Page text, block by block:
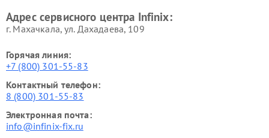
Адрес сервисного центра Infinix:
г. Махачкала, ул. Дахадаева, 109
Горячая линия:
+7 (800) 301-55-83
Контактный телефон:
8 (800) 301-55-83
Электронная почта:
info@infinix-fix.ru